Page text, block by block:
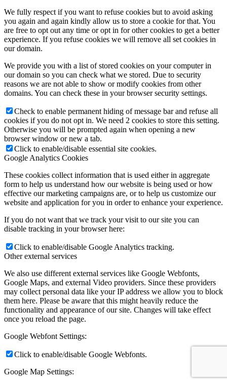
We fully respect if you want to refuse cookies but to avoid asking
you again and again kindly allow us to store a cookie for that. You
are free to opt out any time or opt in for other cookies to get a better
experience. If you refuse cookies we will remove all set cookies in
our domain.
We provide you with a list of stored cookies on your computer in
our domain so you can check what we stored. Due to security
reasons we are not able to show or modify cookies from other
domains. You can check these in your browser security settings.
Check to enable permanent hiding of message bar and refuse all
cookies if you do not opt in. We need 2 cookies to store this setting.
Otherwise you will be prompted again when opening a new
browser window or new a tab.
Click to enable/disable essential site cookies.
Google Analytics Cookies
These cookies collect information that is used either in aggregate
form to help us understand how our website is being used or how
effective our marketing campaigns are, or to help us customize our
website and application for you in order to enhance your experience.
If you do not want that we track your visit to our site you can
disable tracking in your browser here:
Click to enable/disable Google Analytics tracking.
Other external services
We also use different external services like Google Webfonts,
Google Maps, and external Video providers. Since these providers
may collect personal data like your IP address we allow you to block
them here. Please be aware that this might heavily reduce the
functionality and appearance of our site. Changes will take effect
once you reload the page.
Google Webfont Settings:
Click to enable/disable Google Webfonts.
Google Map Settings: